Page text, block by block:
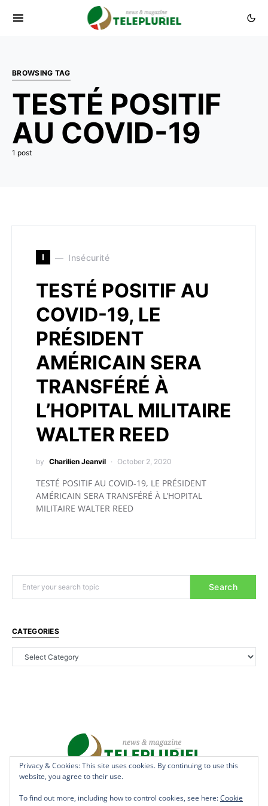
BROWSING TAG
TESTÉ POSITIF
AU COVID-19
1 post
I Insécurité
TESTÉ POSITIF AU
COVID-19, LE
PRÉSIDENT
AMÉRICAIN SERA
TRANSFÉRÉ À
L’HOPITAL MILITAIRE
WALTER REED
by Charilien Jeanvil October 2, 2020
TESTÉ POSITIF AU COVID-19, LE PRÉSIDENT
AMÉRICAIN SERA TRANSFÉRÉ À L’HOPITAL
MILITAIRE WALTER REED
Search
CATEGORIES
Copyright © 2022 - teleplurielhaiti.com | *** Designed, Managed &
Privacy & Cookies: This site uses cookies. By continuing to use this
website, you agree to their use.
To find out more, including how to control cookies, see here:Cookie